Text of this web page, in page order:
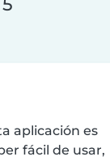
aplicación es
fácil de usar,